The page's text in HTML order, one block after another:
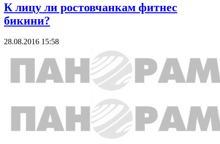
К лицу ли ростовчанкам фитнес
бикини?
28.08.2016 15:58